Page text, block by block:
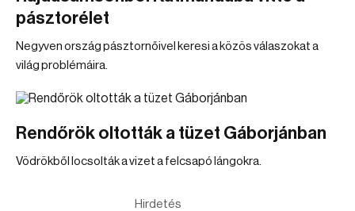
pásztorélet
Negyven ország pásztornőivel keresi a közös válaszokat a
világ problémáira.
Rendőrök oltották a tüzet Gáborjánban
Vödrökből locsolták a vizet a felcsapó lángokra.
Hirdetés